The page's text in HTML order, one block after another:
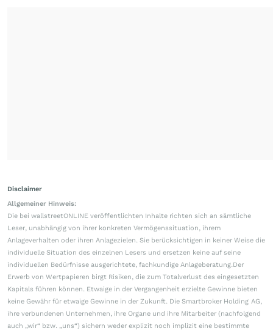
Disclaimer
Allgemeiner Hinweis:
Die bei wallstreetONLINE veröffentlichten Inhalte richten sich an sämtliche
Leser, unabhängig von ihrer konkreten Vermögenssituation, ihrem
Anlageverhalten oder ihren Anlagezielen. Sie berücksichtigen in keiner Weise die
individuelle Situation des einzelnen Lesers und ersetzen keine auf seine
individuellen Bedürfnisse ausgerichtete, fachkundige Anlageberatung.Der
Erwerb von Wertpapieren birgt Risiken, die zum Totalverlust des eingesetzten
Kapitals führen können. Etwaige in der Vergangenheit erzielte Gewinne bieten
keine Gewähr für etwaige Gewinne in der Zukunft. Die Smartbroker Holding AG,
ihre verbundenen Unternehmen, ihre Organe und ihre Mitarbeiter (nachfolgend
auch „wir“ bzw. „uns“) sichern weder explizit noch implizit eine bestimmte